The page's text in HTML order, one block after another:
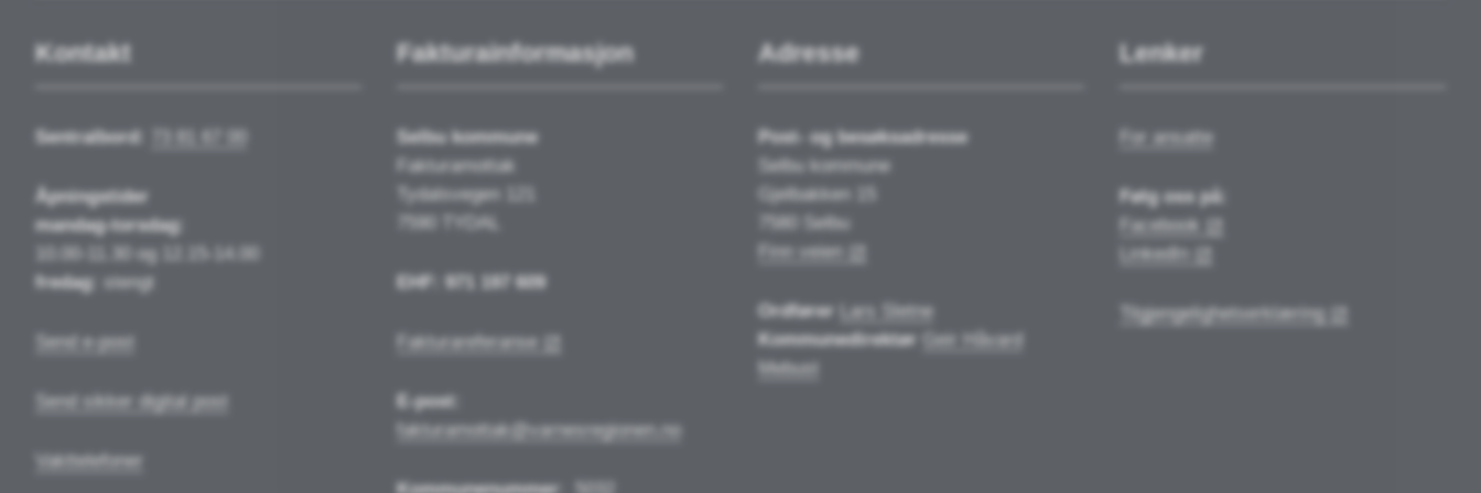
Kontakt
Sentralbord:
Åpningstider
mandag-torsdag:
10.00-11.30 og 12.15-14.00
fredag:
stengt
Send e-post
Send sikker digital post
Vakttelefoner
Fakturainformasjon
Selbu kommune
Fakturamottak
Tydalsvegen 121
EHF: 971 197 609
Fakturareferanse
E-post:
fakturamottak@varnesregionen.no
Adresse
Post- og besøksadresse
Selbu kommune
Gjelbakken 15
7580 Selbu
Finn veien
Ordfører
Lars Sletne
Kommunedirektør
Geir Håvard
Mebust
Lenker
For ansatte
Følg oss på:
Facebook
LinkedIn
Tilgjengelighetserklæring